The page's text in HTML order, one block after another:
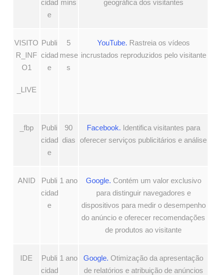
cidad
e
mins
geográfica dos visitantes
VISITO
R_INF
O1
_LIVE
Publi
cidad
e
5
mese
s
YouTube. Rastreia os vídeos
incrustados reproduzidos pelo visitante
_fbp
Publi
cidad
e
90
dias
Facebook. Identifica visitantes para
oferecer serviços publicitários e análise
ANID
Publi
cidad
e
1 ano Google. Contém um valor exclusivo
para distinguir navegadores e
dispositivos para medir o desempenho
do anúncio e oferecer recomendações
de produtos ao visitante
IDE
Publi
cidad
1 ano Google. Otimização da apresentação
de relatórios e atribuição de anúncios